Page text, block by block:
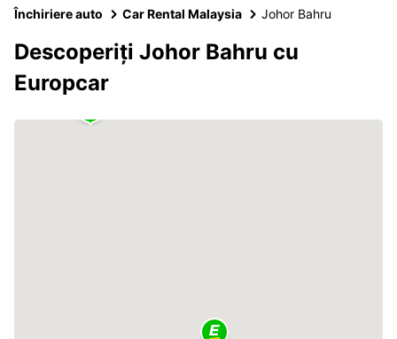
Închiriere auto Car Rental Malaysia Johor Bahru
Descoperiți Johor Bahru cu
Europcar